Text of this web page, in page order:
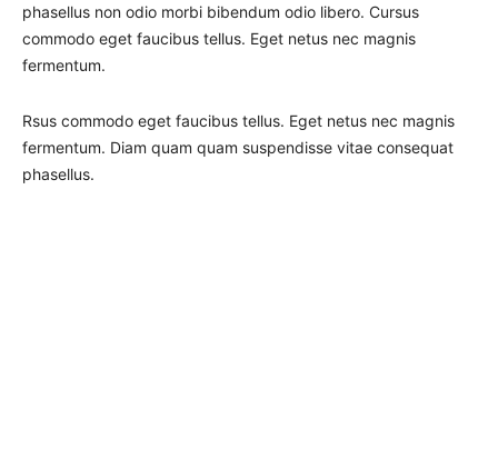
phasellus non odio morbi bibendum odio libero. Cursus
commodo eget faucibus tellus. Eget netus nec magnis
fermentum.
Rsus commodo eget faucibus tellus. Eget netus nec magnis
fermentum. Diam quam quam suspendisse vitae consequat
phasellus.